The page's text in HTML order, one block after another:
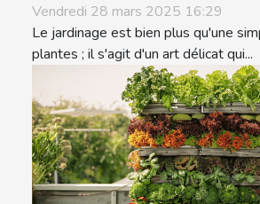
Vendredi 28 mars 2025 16:29
Le jardinage est bien plus qu'une
plantes ; il s'agit d'un art délicat qui...